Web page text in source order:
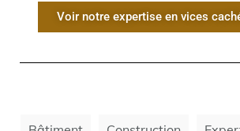
Voir notre expertise en vices